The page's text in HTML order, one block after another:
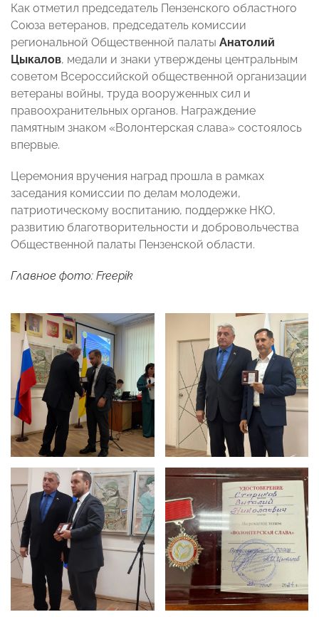
Как отметил председатель Пензенского областного
Союза ветеранов, председатель комиссии
региональной Общественной палаты Анатолий
Цыкалов, медали и знаки утверждены центральным
советом Всероссийской общественной организации
ветераны войны, труда вооруженных сил и
правоохранительных органов. Награждение
памятным знаком «Волонтерская слава» состоялось
впервые.
Церемония вручения наград прошла в рамках
заседания комиссии по делам молодежи,
патриотическому воспитанию, поддержке НКО,
развитию благотворительности и добровольчества
Общественной палаты Пензенской области.
Главное фото: Freepik